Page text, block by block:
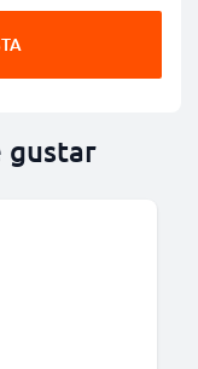
gustar